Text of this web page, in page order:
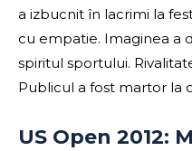
a izbucnit în lacrimi la
cu empatie. Imaginea a
spiritul sportului.
Publicul a fost martor la
US Open 2012: